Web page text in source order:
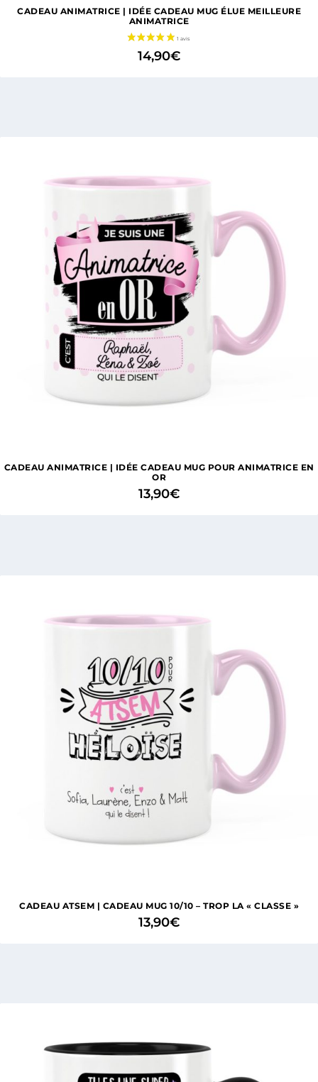
CADEAU ANIMATRICE | IDÉE CADEAU MUG ÉLUE MEILLEURE
ANIMATRICE
14,90€
CADEAU ANIMATRICE | IDÉE CADEAU MUG POUR ANIMATRICE EN
OR
13,90€
CADEAU ATSEM | CADEAU MUG 10/10 – TROP LA « CLASSE »
13,90€